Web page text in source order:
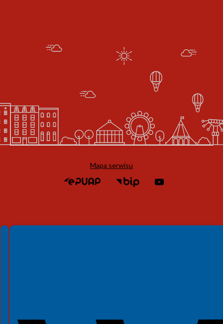
Mapa serwisu
Spełniamy standardy WCAG 2.2
Spełniamy standardy W3C